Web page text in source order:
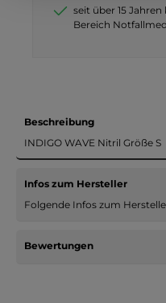
seit über 15
Bereich
Beschreibung
INDIGO WAVE Nitril Größe S
Infos zum Hersteller
Folgende Infos zum
Bewertungen